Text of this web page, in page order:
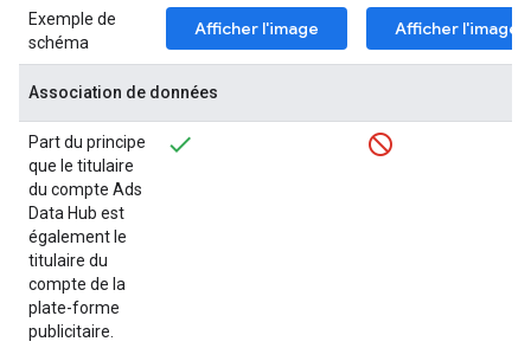
Exemple de
schéma
Afficher l'image Afficher l'image
Association de données
Part du principe
que le titulaire
du compte Ads
Data Hub est
également le
titulaire du
compte de la
plate-forme
publicitaire.